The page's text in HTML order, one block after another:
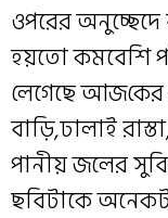
ওপরের
হয়তো কমবেশি
লেগেছে আজ‌কের
বাড়ি,ঢালাই
পানীয় জলের
ছবিটাকে